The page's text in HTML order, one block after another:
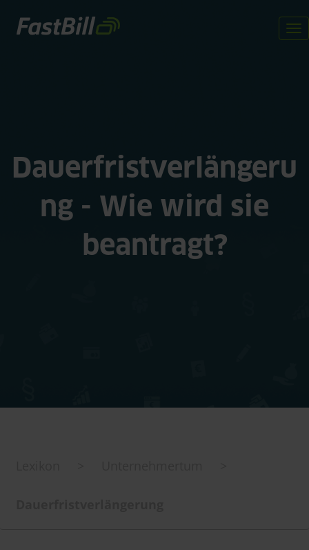
zum
Dauerfristverlängeru
ng - Wie wird sie
beantragt?